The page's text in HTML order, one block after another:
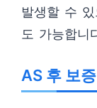
발생할 수
도 가능합니
AS 후 보